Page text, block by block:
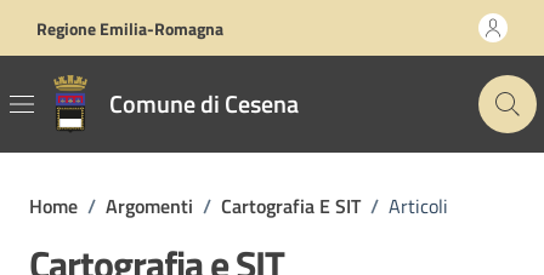
Regione Emilia-Romagna
Comune di Cesena
Home / Argomenti / Cartografia E SIT / Articoli